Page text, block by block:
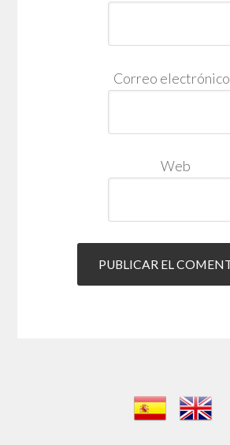
Correo electrónico
Web